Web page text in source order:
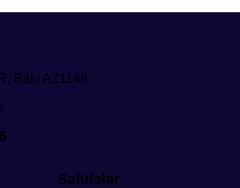
Bakı AZ1148
Səhifələr